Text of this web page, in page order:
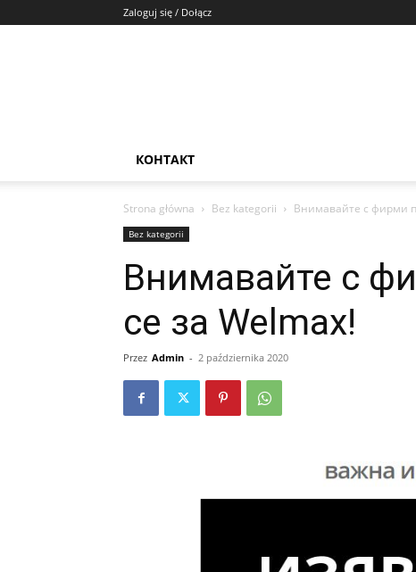
Zaloguj się / Dołącz
КОНТАКТ
Strona główna Bez kategorii Внимавайте с фирми
Bez kategorii
Внимавайте с
се за Welmax!
Przez Admin - 2 października 2020